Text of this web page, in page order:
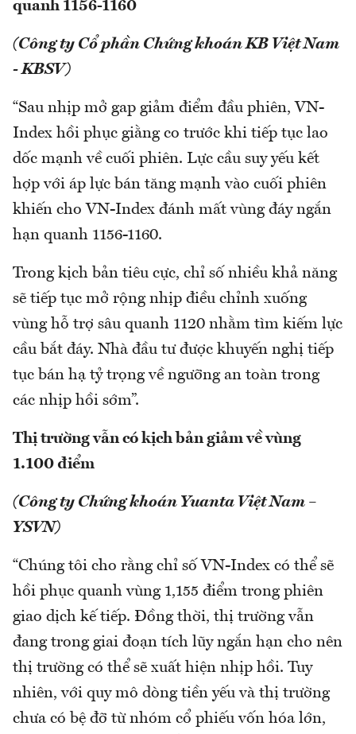
quanh 1156-1160
(Công ty Cổ phần Chứng khoán KB Việt Nam
- KBSV)
“Sau nhịp mở gap giảm điểm đầu phiên, VN-
Index hồi phục giằng co trước khi tiếp tục lao
dốc mạnh về cuối phiên. Lực cầu suy yếu kết
hợp với áp lực bán tăng mạnh vào cuối phiên
khiến cho VN-Index đánh mất vùng đáy ngắn
hạn quanh 1156-1160.
Trong kịch bản tiêu cực, chỉ số nhiều khả năng
sẽ tiếp tục mở rộng nhịp điều chỉnh xuống
vùng hỗ trợ sâu quanh 1120 nhằm tìm kiếm lực
cầu bắt đáy. Nhà đầu tư được khuyến nghị tiếp
tục bán hạ tỷ trọng về ngưỡng an toàn trong
các nhịp hồi sớm”.
Thị trường vẫn có kịch bản giảm về vùng
1.100 điểm
(Công ty Chứng khoán Yuanta Việt Nam –
YSVN)
“Chúng tôi cho rằng chỉ số VN-Index có thể sẽ
hồi phục quanh vùng 1,155 điểm trong phiên
giao dịch kế tiếp. Đồng thời, thị trường vẫn
đang trong giai đoạn tích lũy ngắn hạn cho nên
thị trường có thể sẽ xuất hiện nhịp hồi. Tuy
nhiên, với quy mô dòng tiền yếu và thị trường
chưa có bệ đỡ từ nhóm cổ phiếu vốn hóa lớn,